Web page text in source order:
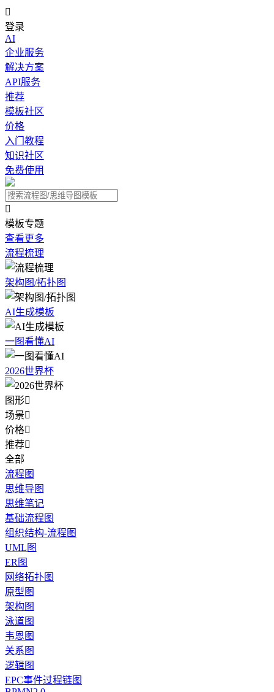

登录
AI
企业服务
解决方案
API服务
推荐
模板社区
价格
入门教程
知识社区
免费使用

模板专题
查看更多
流程梳理
架构图/拓扑图
AI生成模板
一图看懂AI
2026世界杯
图形
场景
价格
推荐
全部
流程图
思维导图
思维笔记
基础流程图
组织结构-流程图
UML图
ER图
网络拓扑图
原型图
架构图
泳道图
韦恩图
关系图
逻辑图
EPC事件过程链图